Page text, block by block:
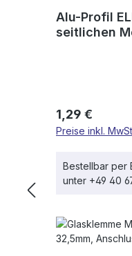
Alu-Profil
seitlichen
Regulärer
1,29 €
Preise inkl.
Bestellbar per
unter +49 40